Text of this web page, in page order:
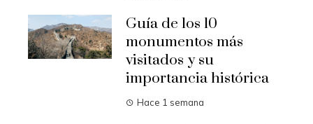
Guía de los 10
monumentos más
visitados y su
importancia histórica
Hace 1 semana